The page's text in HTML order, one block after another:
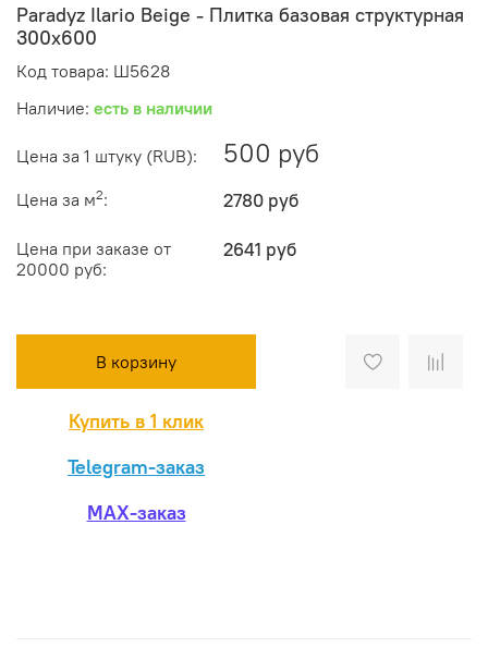
Paradyz Ilario Beige - Плитка базовая структурная
300x600
Код товара: Ш5628
Наличие: есть в наличии
Цена за 1 штуку (RUB): 500 руб
Цена за м2: 2780 руб
Цена при заказе от
20000 руб:
2641 руб
В корзину
Купить в 1 клик
Telegram-заказ
MAX-заказ